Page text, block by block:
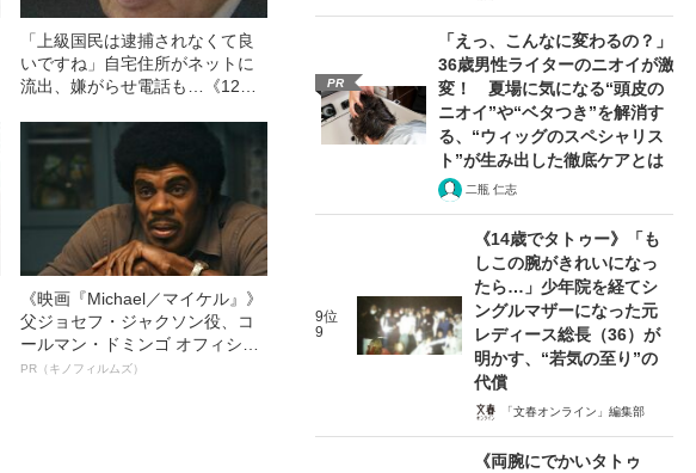
「上級国民は逮捕されなくて良
いですね」自宅住所がネットに
流出、嫌がらせ電話も…《12人
の長男が直面した「加害者家族
への暴力」
《映画『Michael／マイケル』》
父ジョセフ・ジャクソン役、コ
ールマン・ドミンゴ オフィシャ
ルインタビュー“観客を魅了した
PR（キノフィルムズ）
PR
「えっ、こんなに変わるの？」
36歳男性ライターのニオイが激
変！ 夏場に気になる“頭皮の
ニオイ”や“ベタつき”を解消す
る、“ウィッグのスペシャリス
ト”が生み出した徹底ケアとは
二瓶 仁志
9位
9
《14歳でタトゥー》「も
しこの腕がきれいになっ
たら…」少年院を経てシ
ングルマザーになった元
レディース総長（36）が
明かす、“若気の至り”の
代償
「文春オンライン」編集部
《両腕にでかいタトゥ